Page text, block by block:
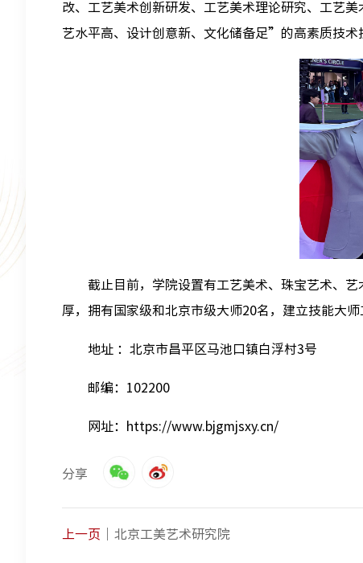
改、工艺美术创新研发、工艺美术理论研究、工艺
艺水平高、设计创意新、文化储备足”的高素质技术
截止目前，学院设置有工艺美术、珠宝艺术、
厚，拥有国家级和北京市级大师20名，建立技能大
地址 ：北京市昌平区马池口镇白浮村3号
邮编：102200
网址： https://www.bjgmjsxy.cn/
分享
上一页 北京工美艺术研究院